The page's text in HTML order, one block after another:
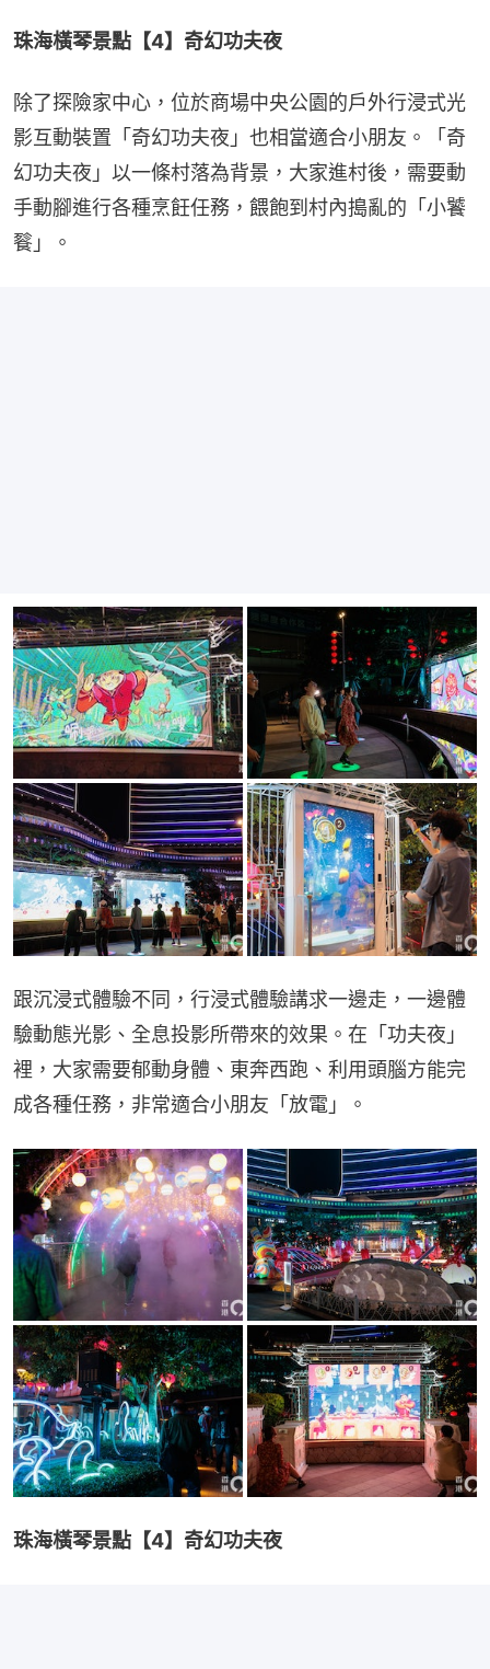
珠海橫琴景點【4】奇幻功夫夜
除了探險家中心，位於商場中央公園的戶外行浸式光
影互動裝置「奇幻功夫夜」也相當適合小朋友。「奇
幻功夫夜」以一條村落為背景，大家進村後，需要動
手動腳進行各種烹飪任務，餵飽到村內搗亂的「小饕
餮」。
跟沉浸式體驗不同，行浸式體驗講求一邊走，一邊體
驗動態光影、全息投影所帶來的效果。在「功夫夜」
裡，大家需要郁動身體、東奔西跑、利用頭腦方能完
成各種任務，非常適合小朋友「放電」。
珠海橫琴景點【4】奇幻功夫夜